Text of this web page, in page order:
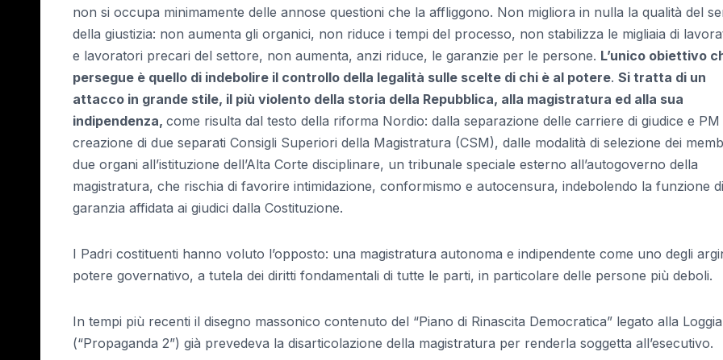
non si occupa minimamente delle annose questioni che la affliggono. Non migliora in nulla la qualità del
della giustizia: non aumenta gli organici, non riduce i tempi del processo, non stabilizza le migliaia di
e lavoratori precari del settore, non aumenta, anzi riduce, le garanzie per le persone. L’unico obiettivo
persegue è quello di indebolire il controllo della legalità sulle scelte di chi è al potere. Si tratta di un
attacco in grande stile, il più violento della storia della Repubblica, alla magistratura ed alla sua
indipendenza, come risulta dal testo della riforma Nordio: dalla separazione delle carriere di giudice e PM
creazione di due separati Consigli Superiori della Magistratura (CSM), dalle modalità di selezione dei
due organi all’istituzione dell’Alta Corte disciplinare, un tribunale speciale esterno all’autogoverno della
magistratura, che rischia di favorire intimidazione, conformismo e autocensura, indebolendo la funzione di
garanzia affidata ai giudici dalla Costituzione.
I Padri costituenti hanno voluto l’opposto: una magistratura autonoma e indipendente come uno degli
potere governativo, a tutela dei diritti fondamentali di tutte le parti, in particolare delle persone più deboli.
In tempi più recenti il disegno massonico contenuto del “Piano di Rinascita Democratica” legato alla
(“Propaganda 2”) già prevedeva la disarticolazione della magistratura per renderla soggetta all’esecutivo.